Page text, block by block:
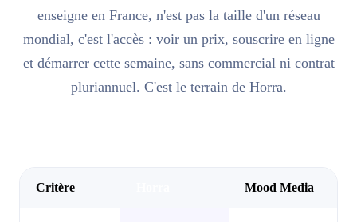
enseigne en France, n'est pas la taille d'un réseau
mondial, c'est l'accès : voir un prix, souscrire en ligne
et démarrer cette semaine, sans commercial ni contrat
pluriannuel. C'est le terrain de Horra.
Critère Mood Media